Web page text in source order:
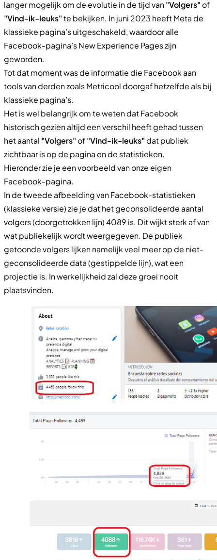
langer mogelijk om de evolutie in de tijd van"Volgers" of
"Vind-ik-leuks"te bekijken. In juni 2023 heeft Meta de
klassieke pagina’s uitgeschakeld, waardoor alle
Facebook-pagina’s New Experience Pages zijn
geworden.
Tot dat moment was de informatie die Facebook aan
tools van derden zoals Metricool doorgaf hetzelfde als bij
klassieke pagina’s.
Het is wel belangrijk om te weten dat Facebook
historisch gezien altijd een verschil heeft gehad tussen
het aantal "Volgers" of"Vind-ik-leuks" dat publiek
zichtbaar is op de pagina en de statistieken.
Hieronder zie je een voorbeeld van onze eigen
Facebook-pagina.
In de tweede afbeelding van Facebook-statistieken
(klassieke versie) zie je dat het geconsolideerde aantal
volgers (doorgetrokken lijn) 4089 is. Dit wijkt sterk af van
wat publiekelijk wordt weergegeven. De publiek
getoonde volgers lijken namelijk veel meer op de niet-
geconsolideerde data (gestippelde lijn), wat een
projectie is. In werkelijkheid zal deze groei nooit
plaatsvinden.